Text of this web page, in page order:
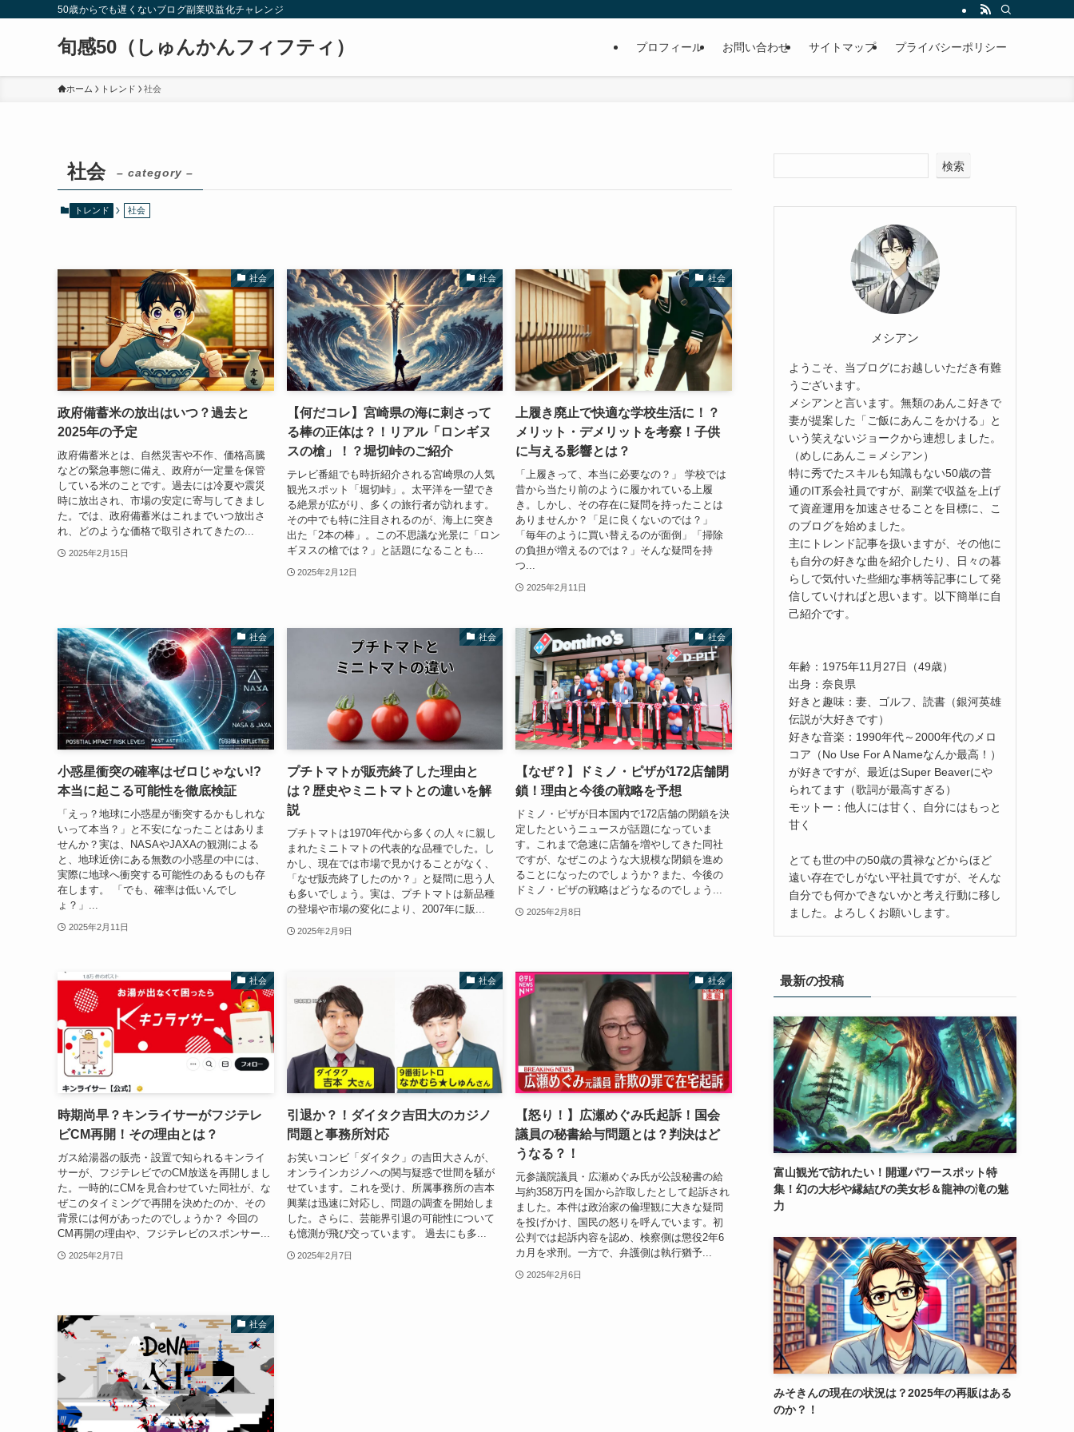
50歳からでも遅くないブログ副業収益化チャレンジ
旬感50（しゅんかんフィフティ） プロフィール お問い合わせ サイトマップ プライバシーポリシー
ホーム トレンド 社会
社会 – category –
トレンド 社会
社会
政府備蓄米の放出はいつ？過去と
2025年の予定
政府備蓄米とは、自然災害や不作、価格高騰
などの緊急事態に備え、政府が一定量を保管
している米のことです。過去には冷夏や震災
時に放出され、市場の安定に寄与してきまし
た。では、政府備蓄米はこれまでいつ放出さ
れ、どのような価格で取引されてきたの...
2025年2月15日
社会
【何だコレ】宮崎県の海に刺さって
る棒の正体は？！リアル「ロンギヌ
スの槍」！？堀切峠のご紹介
テレビ番組でも時折紹介される宮崎県の人気
観光スポット「堀切峠」。太平洋を一望でき
る絶景が広がり、多くの旅行者が訪れます。
その中でも特に注目されるのが、海上に突き
出た「2本の棒」。この不思議な光景に「ロン
ギヌスの槍では？」と話題になることも...
2025年2月12日
社会
上履き廃止で快適な学校生活に！？
メリット・デメリットを考察！子供
に与える影響とは？
「上履きって、本当に必要なの？」 学校では
昔から当たり前のように履かれている上履
き。しかし、その存在に疑問を持ったことは
ありませんか？「足に良くないのでは？」
「毎年のように買い替えるのが面倒」「掃除
の負担が増えるのでは？」そんな疑問を持
つ...
2025年2月11日
社会
小惑星衝突の確率はゼロじゃない!?
本当に起こる可能性を徹底検証
「えっ？地球に小惑星が衝突するかもしれな
いって本当？」と不安になったことはありま
せんか？実は、NASAやJAXAの観測による
と、地球近傍にある無数の小惑星の中には、
実際に地球へ衝突する可能性のあるものも存
在します。 「でも、確率は低いんでし
ょ？」...
2025年2月11日
社会
プチトマトが販売終了した理由と
は？歴史やミニトマトとの違いを解
説
プチトマトは1970年代から多くの人々に親し
まれたミニトマトの代表的な品種でした。し
かし、現在では市場で見かけることがなく、
「なぜ販売終了したのか？」と疑問に思う人
も多いでしょう。実は、プチトマトは新品種
の登場や市場の変化により、2007年に販...
2025年2月9日
社会
【なぜ？】ドミノ・ピザが172店舗閉
鎖！理由と今後の戦略を予想
ドミノ・ピザが日本国内で172店舗の閉鎖を決
定したというニュースが話題になっていま
す。これまで急速に店舗を増やしてきた同社
ですが、なぜこのような大規模な閉鎖を進め
ることになったのでしょうか？また、今後の
ドミノ・ピザの戦略はどうなるのでしょう...
2025年2月8日
社会
時期尚早？キンライサーがフジテレ
ビCM再開！その理由とは？
ガス給湯器の販売・設置で知られるキンライ
サーが、フジテレビでのCM放送を再開しまし
た。一時的にCMを見合わせていた同社が、な
ぜこのタイミングで再開を決めたのか、その
背景には何があったのでしょうか？ 今回の
CM再開の理由や、フジテレビのスポンサー...
2025年2月7日
社会
引退か？！ダイタク吉田大のカジノ
問題と事務所対応
お笑いコンビ「ダイタク」の吉田大さんが、
オンラインカジノへの関与疑惑で世間を騒が
せています。これを受け、所属事務所の吉本
興業は迅速に対応し、問題の調査を開始しま
した。さらに、芸能界引退の可能性について
も憶測が飛び交っています。 過去にも多...
2025年2月7日
社会
【怒り！】広瀬めぐみ氏起訴！国会
議員の秘書給与問題とは？判決はど
うなる？！
元参議院議員・広瀬めぐみ氏が公設秘書の給
与約358万円を国から詐取したとして起訴され
ました。本件は政治家の倫理観に大きな疑問
を投げかけ、国民の怒りを呼んでいます。初
公判では起訴内容を認め、検察側は懲役2年6
カ月を求刑。一方で、弁護側は執行猶予...
2025年2月6日
社会
検索
メシアン
ようこそ、当ブログにお越しいただき有難
うございます。
メシアンと言います。無類のあんこ好きで
妻が提案した「ご飯にあんこをかける」と
いう笑えないジョークから連想しました。
（めしにあんこ＝メシアン）
特に秀でたスキルも知識もない50歳の普
通のIT系会社員ですが、副業で収益を上げ
て資産運用を加速させることを目標に、こ
のブログを始めました。
主にトレンド記事を扱いますが、その他に
も自分の好きな曲を紹介したり、日々の暮
らしで気付いた些細な事柄等記事にして発
信していければと思います。以下簡単に自
己紹介です。
年齢：1975年11月27日（49歳）
出身：奈良県
好きと趣味：妻、ゴルフ、読書（銀河英雄
伝説が大好きです）
好きな音楽：1990年代～2000年代のメロ
コア（No Use For A Nameなんか最高！）
が好きですが、最近はSuper Beaverにや
られてます（歌詞が最高すぎる）
モットー：他人には甘く、自分にはもっと
甘く
とても世の中の50歳の貫禄などからほど
遠い存在でしがない平社員ですが、そんな
自分でも何かできないかと考え行動に移し
ました。よろしくお願いします。
最新の投稿
富山観光で訪れたい！開運パワースポット特
集！幻の大杉や縁結びの美女杉＆龍神の滝の魅
力
みそきんの現在の状況は？2025年の再販はある
のか？！